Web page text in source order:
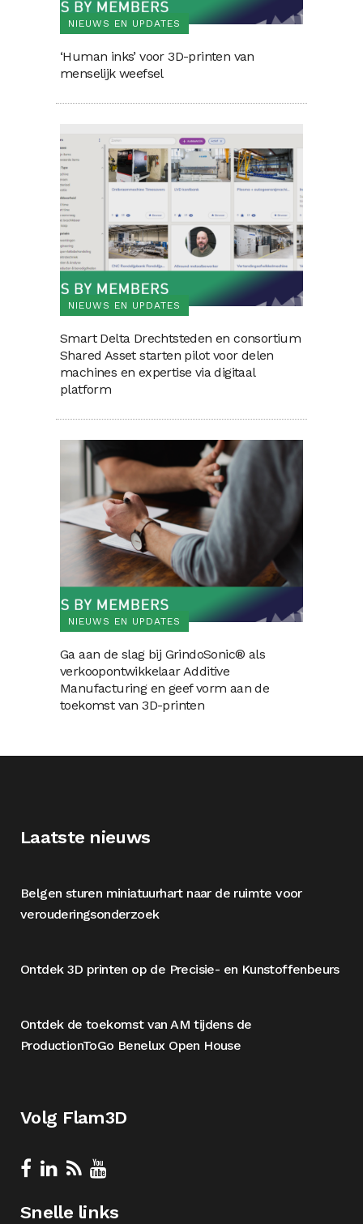
NIEUWS EN UPDATES
‘Human inks’ voor 3D-printen van
menselijk weefsel
NIEUWS EN UPDATES
Smart Delta Drechtsteden en consortium
Shared Asset starten pilot voor delen
machines en expertise via digitaal
platform
NIEUWS EN UPDATES
Ga aan de slag bij GrindoSonic® als
verkoopontwikkelaar Additive
Manufacturing en geef vorm aan de
toekomst van 3D-printen
Laatste nieuws
Belgen sturen miniatuurhart naar de ruimte voor
verouderingsonderzoek
Ontdek 3D printen op de Precisie- en Kunstoffenbeurs
Ontdek de toekomst van AM tijdens de
ProductionToGo Benelux Open House
Volg Flam3D
Snelle links